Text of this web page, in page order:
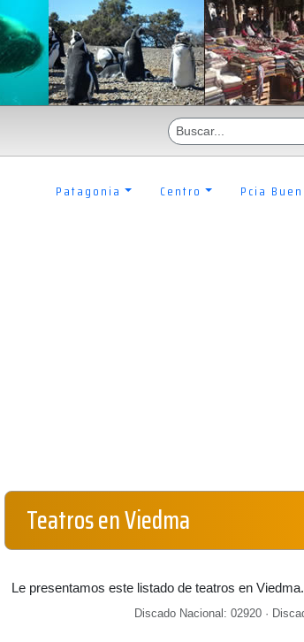
Patagonia Centro Pcia
Teatros en Viedma
Le presentamos este listado de teatros en Viedma.
Discado Nacional: 02920 ·